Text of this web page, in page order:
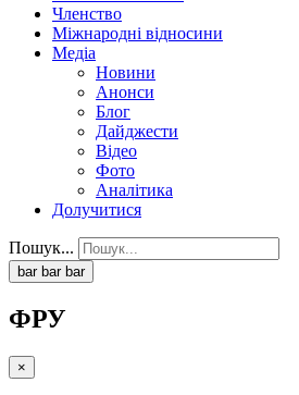
Членство
Міжнародні відносини
Медіа
Новини
Анонси
Блог
Дайджести
Відео
Фото
Аналітика
Долучитися
Пошук...
bar bar bar
ФРУ
×